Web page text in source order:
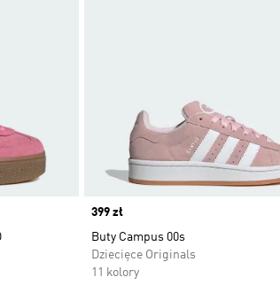
Price
399 zł
Buty Campus 00s
Dziecięce Originals
11 kolory